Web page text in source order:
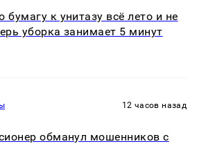
бумагу к унитазу всё лето и не
уборка занимает 5 минут
12 часов назад
обманул мошенников с